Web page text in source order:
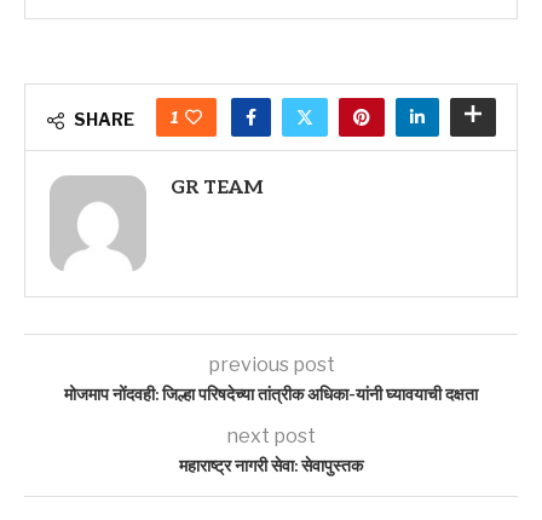
SHARE 1
GR TEAM
previous post
मोजमाप नोंदवही: जिल्हा परिषदेच्या तांत्रीक अधिका-यांनी घ्यावयाची दक्षता
next post
महाराष्ट्र नागरी सेवा: सेवापुस्तक